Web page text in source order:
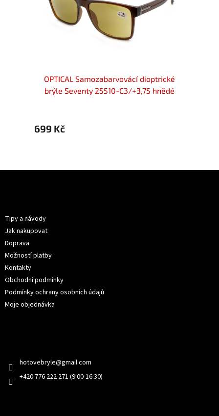
OPTICAL Samozabarvovácí dioptrické
brýle Seventy 25510-C3/+3,75 hnědé
699 Kč
Tipy a návody
Jak nakupovat
Doprava
Možností platby
Kontakty
Obchodní podmínky
Podmínky ochrany osobních údajů
Moje objednávka
hotovebryle@gmail.com
+420 776 222 271 (9:00-16:30)